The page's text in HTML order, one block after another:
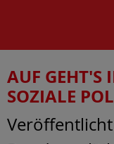
AUF GEHT'S
SOZIALE